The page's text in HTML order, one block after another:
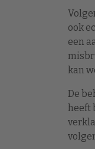
ook
een
kan
De
heeft